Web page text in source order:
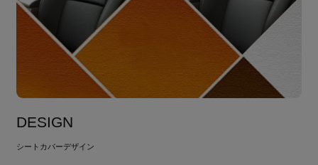
DESIGN
シートカバーデザイン